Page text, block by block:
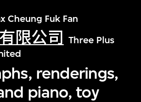
Cheung Fuk Fan
限公司
Three Plus
renderings,
piano, toy